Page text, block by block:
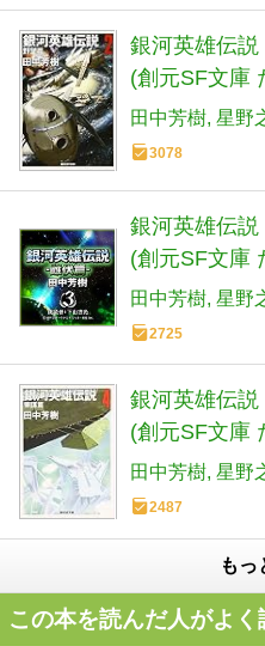
銀河英雄伝
(創元SF文庫
田中芳樹 星野
3078
銀河英雄伝
(創元SF文庫
田中芳樹 星野
2725
銀河英雄伝
(創元SF文庫
田中芳樹 星野
2487
もっ
この本を読んだ人がよく